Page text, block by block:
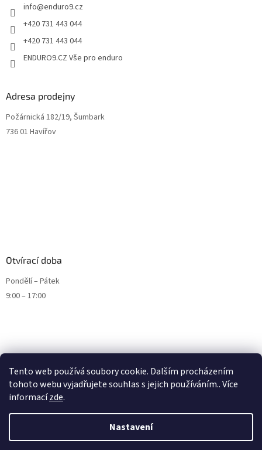
Tento web používá soubory cookie. Dalším procházením
tohoto webu vyjadřujete souhlas s jejich používáním.. Více
informacízde.
Nastavení
info@enduro9.cz
+420 731 443 044
+420 731 443 044
ENDURO9.CZ Vše pro enduro
Adresa prodejny
Požárnická 182/19, Šumbark
736 01 Havířov
Otvírací doba
Pondělí – Pátek
9:00 – 17:00
Vytvořil Shoptet